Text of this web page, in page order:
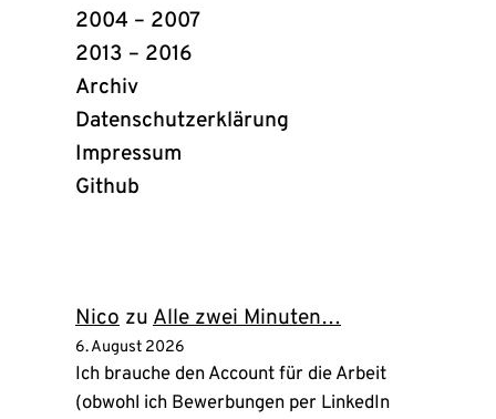
2004 – 2007
2013 – 2016
Archiv
Datenschutzerklärung
Impressum
Github
Nico zu Alle zwei Minuten…
6. August 2026
Ich brauche den Account für die Arbeit
(obwohl ich Bewerbungen per LinkedIn